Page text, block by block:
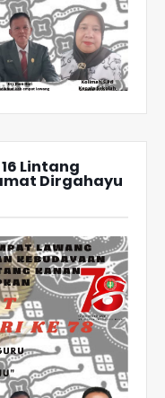
Lintang
Dirgahayu